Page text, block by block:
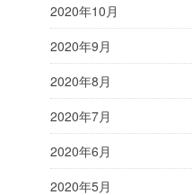
2020年10月
2020年9月
2020年8月
2020年7月
2020年6月
2020年5月